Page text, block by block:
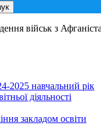
військ з
2025 навчальний рік
діяльності
закладом освіти